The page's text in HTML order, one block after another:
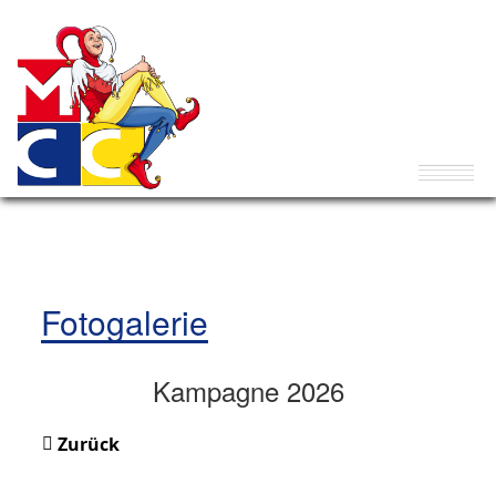
Fotogalerie
Kampagne 2026
Zurück